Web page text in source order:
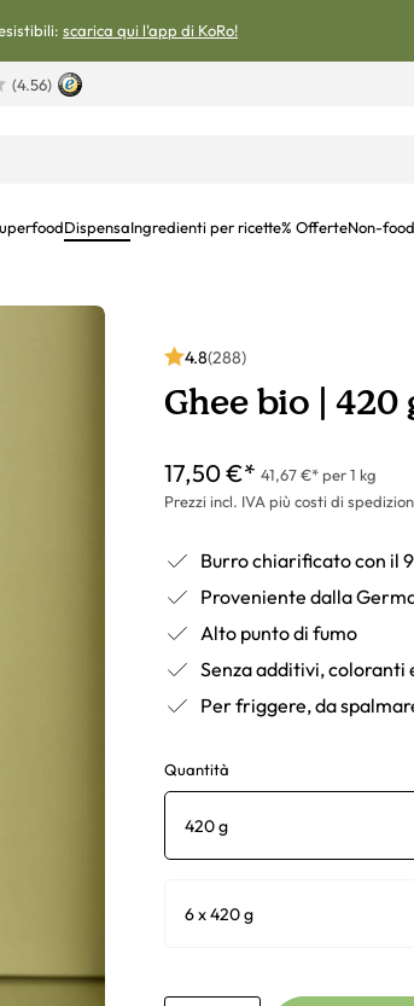
scarica qui l'app di KoRo!
(4.56)
DispensaIngredienti per ricette% OfferteNon-food
4.8(288)
Ghee bio | 420
17,50 €* 41,67 €* per 1 kg
Prezzi incl. IVA più costi di
Burro chiarificato con il
Proveniente dalla
Alto punto di fumo
Senza additivi, coloranti
Per friggere, da
Quantità
420 g
6 x 420 g